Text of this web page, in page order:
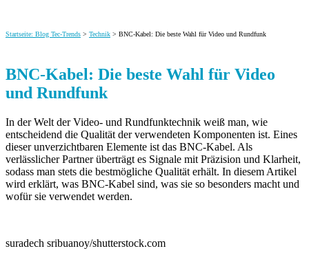
Startseite: Blog Tec-Trends > Technik > BNC-Kabel: Die beste Wahl für Video und Rundfunk
BNC-Kabel: Die beste Wahl für Video
und Rundfunk
In der Welt der Video- und Rundfunktechnik weiß man, wie
entscheidend die Qualität der verwendeten Komponenten ist. Eines
dieser unverzichtbaren Elemente ist das BNC-Kabel. Als
verlässlicher Partner überträgt es Signale mit Präzision und Klarheit,
sodass man stets die bestmögliche Qualität erhält. In diesem Artikel
wird erklärt, was BNC-Kabel sind, was sie so besonders macht und
wofür sie verwendet werden.
suradech sribuanoy/shutterstock.com